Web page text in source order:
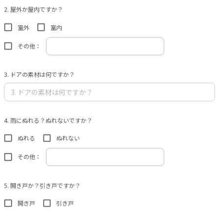
2. 屋外か屋内ですか？
室外 室内
その他：
3. ドアの素材は何ですか？
4. 雨にぬれる？ぬれないですか？
ぬれる ぬれない
その他：
5. 開き戸か？引き戸ですか？
開き戸 引き戸